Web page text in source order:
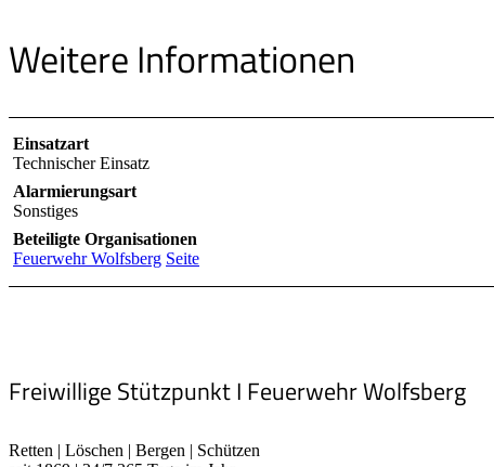
Weitere Informationen
Einsatzart
Technischer Einsatz
Alarmierungsart
Sonstiges
Beteiligte Organisationen
Feuerwehr Wolfsberg Seite
Freiwillige Stützpunkt I Feuerwehr Wolfsberg
Retten | Löschen | Bergen | Schützen